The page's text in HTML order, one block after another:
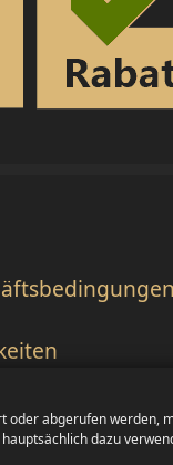
(OS)
abgerufen werden,
dazu